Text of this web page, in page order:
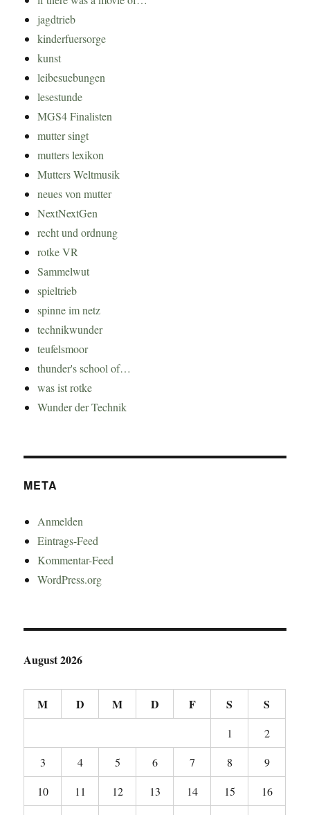
jagdtrieb
kinderfuersorge
kunst
leibesuebungen
lesestunde
MGS4 Finalisten
mutter singt
mutters lexikon
Mutters Weltmusik
neues von mutter
NextNextGen
recht und ordnung
rotke VR
Sammelwut
spieltrieb
spinne im netz
technikwunder
teufelsmoor
thunder's school of…
was ist rotke
Wunder der Technik
META
Anmelden
Eintrags-Feed
Kommentar-Feed
WordPress.org
August 2026
M D M D F S S
1
2
3
4 5 6 7 8
9
10
11 12 13 14 15
16